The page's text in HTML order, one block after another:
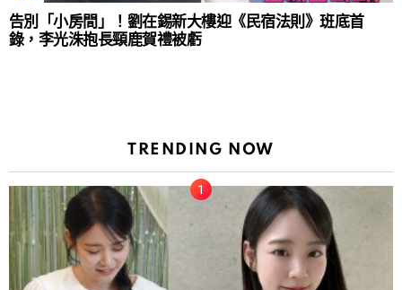
告別「小房間」！劉在錫新大樓迎《民宿法則》班底首
錄，李光洙抱長頸鹿賀禮被虧
TRENDING NOW